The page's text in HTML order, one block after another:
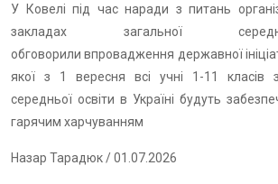
У Ковелі під час наради з питань
закладах загальної
обговорили впровадження державної
якої з 1 вересня всі учні 1-11 класів
середньої освіти в Україні будуть
гарячим харчуванням
Назар Тарадюк/ 01.07.2026